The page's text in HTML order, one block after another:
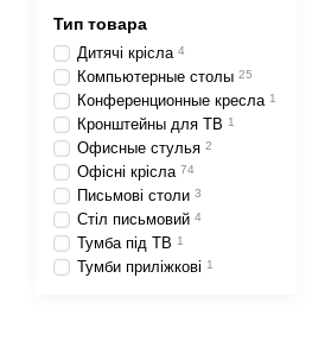
Тип товара
Дитячі крісла 4
Компьютерные столы 25
Конференционные кресла 1
Кронштейны для ТВ 1
Офисные стулья 2
Офісні крісла 74
Письмові столи 3
Стіл письмовий 4
Тумба під ТВ 1
Тумби приліжкові 1